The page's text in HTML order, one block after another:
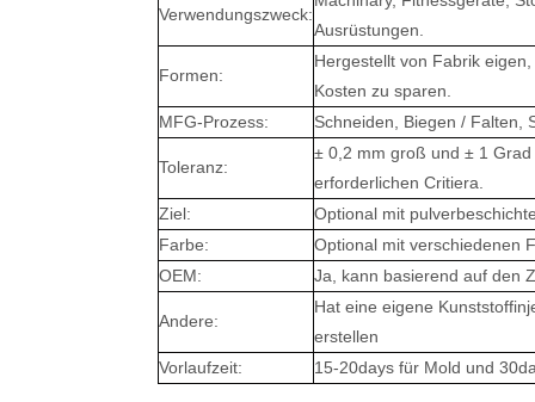
Verwendungszweck:
Ausrüstungen.
Formen:
Hergestellt von Fabrik
Kosten zu sparen.
MFG-Prozess:
Schneiden, Biegen / Falten,
Toleranz:
± 0,2 mm groß und ± 1
erforderlichen Critiera.
Ziel:
Optional mit
Farbe:
Optional mit verschiedenen
OEM:
Ja, kann basierend auf den
Andere:
Hat eine eigene
erstellen
Vorlaufzeit:
15-20days für Mold und